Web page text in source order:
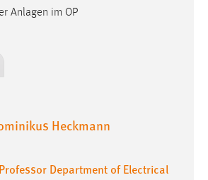
Heckmann
Media and Computer
Studiengangsleiter Bachelor Künstliche